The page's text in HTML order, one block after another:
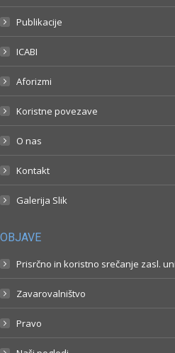
Publikacije
ICABI
Aforizmi
Koristne povezave
O nas
Kontakt
Galerija Slik
OBJAVE
Prisrčno in koristno srečanje zasl.
Zavarovalništvo
Pravo